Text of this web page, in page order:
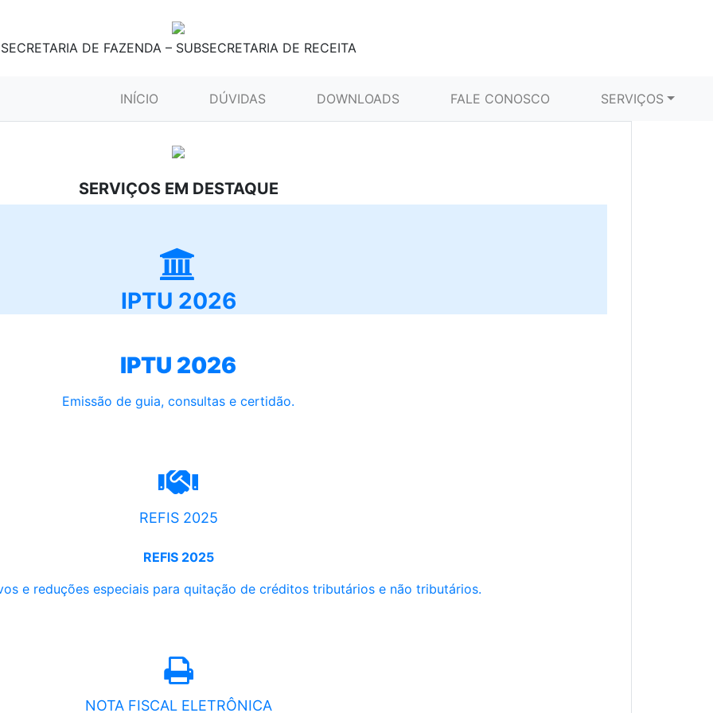
SECRETARIA DE FAZENDA – SUBSECRETARIA DE RECEITA
INÍCIO (CURRENT)DÚVIDAS DOWNLOADS FALE CONOSCO SERVIÇOS
SERVIÇOS EM DESTAQUE
IPTU 2026
IPTU 2026
Emissão de guia, consultas e certidão.
REFIS 2025
REFIS 2025
e reduções especiais para quitação de créditos tributários e não tributários.
NOTA FISCAL ELETRÔNICA